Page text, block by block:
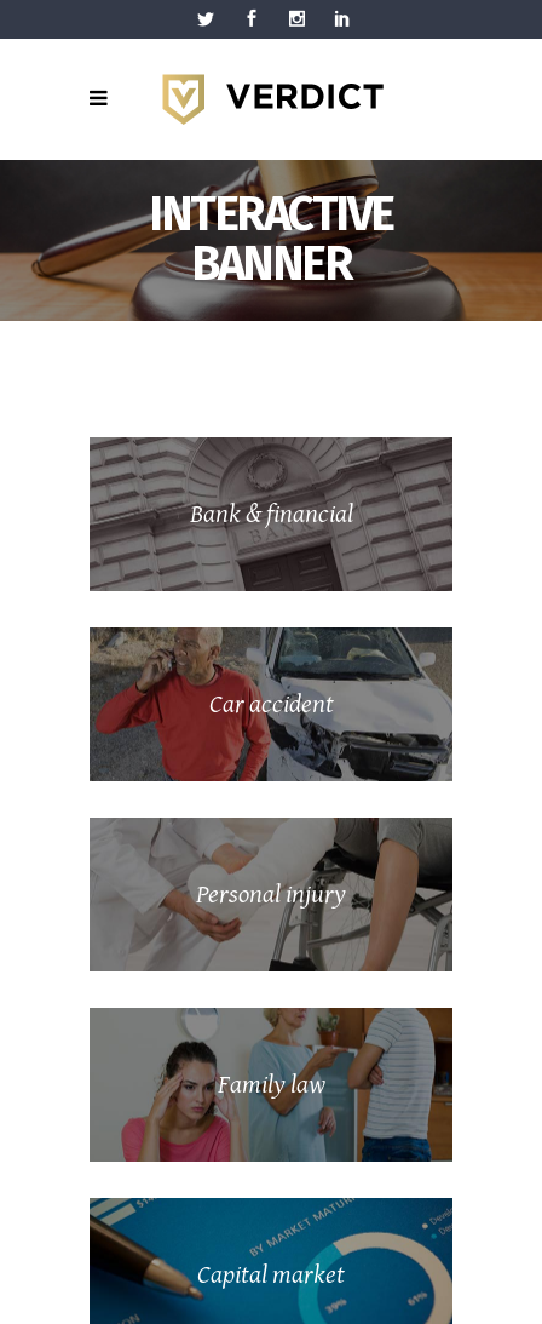
INTERACTIVE
BANNER
Bank & financial
Car accident
Personal injury
Family law
Capital market